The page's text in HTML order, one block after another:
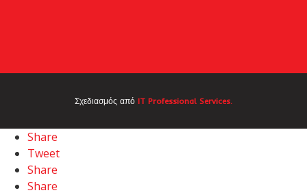
Σχεδιασμός από IT Professional Services.
Share
Tweet
Share
Share